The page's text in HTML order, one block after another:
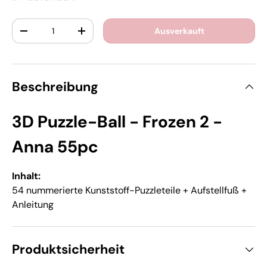
Anzahl
-
+ Ausverkauft
Beschreibung
3D Puzzle-Ball - Frozen 2 -
Anna 55pc
Inhalt:
54 nummerierte Kunststoff-Puzzleteile + Aufstellfuß +
Anleitung
Produktsicherheit